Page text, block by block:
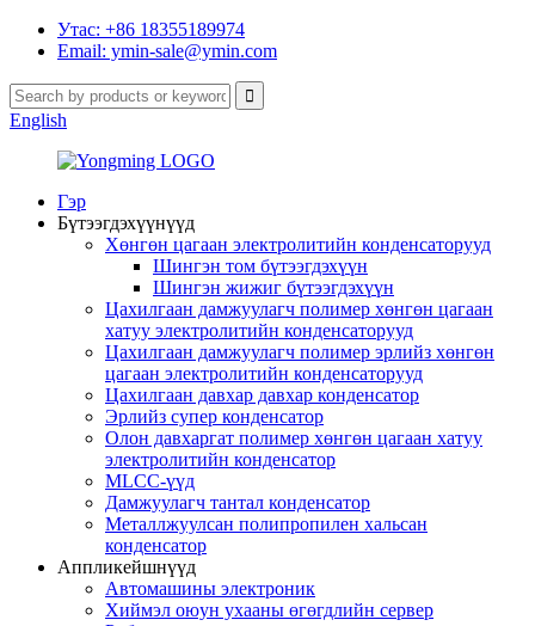
Утас: +86 18355189974
Email: ymin-sale@ymin.com
English
Гэр
Бүтээгдэхүүнүүд
Хөнгөн цагаан электролитийн конденсаторууд
Шингэн том бүтээгдэхүүн
Шингэн жижиг бүтээгдэхүүн
Цахилгаан дамжуулагч полимер хөнгөн цагаан
хатуу электролитийн конденсаторууд
Цахилгаан дамжуулагч полимер эрлийз хөнгөн
цагаан электролитийн конденсаторууд
Цахилгаан давхар давхар конденсатор
Эрлийз супер конденсатор
Олон давхаргат полимер хөнгөн цагаан хатуу
электролитийн конденсатор
MLCC-үүд
Дамжуулагч тантал конденсатор
Металлжуулсан полипропилен хальсан
конденсатор
Аппликейшнүүд
Автомашины электроник
Хиймэл оюун ухааны өгөгдлийн сервер